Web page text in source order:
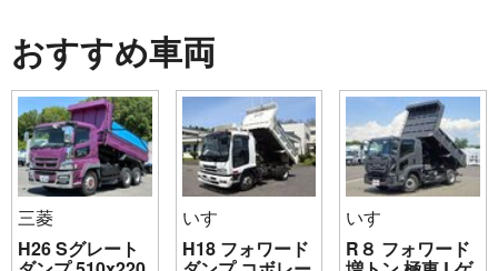
おすすめ車両
三菱
H26 Sグレート
いすゞ
H18 フォワード
いすゞ
R８ フォワード